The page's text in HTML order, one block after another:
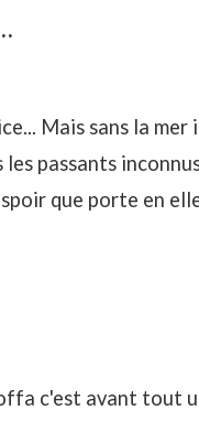
Mais sans la mer
les passants
que porte en
c'est avant tout